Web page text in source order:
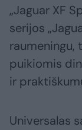
„Jaguar XF
serijos
raumeningu,
puikiomis
ir
Universalas